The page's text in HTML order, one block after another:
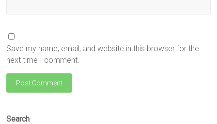
Save my name, email, and website in this browser for the
next time I comment.
Search